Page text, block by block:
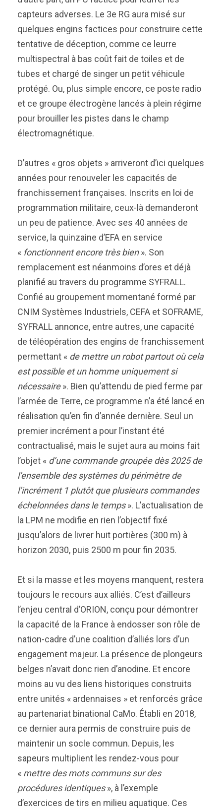
capteurs adverses. Le 3e RG aura misé sur
quelques engins factices pour construire cette
tentative de déception, comme ce leurre
multispectral à bas coût fait de toiles et de
tubes et chargé de singer un petit véhicule
protégé. Ou, plus simple encore, ce poste radio
et ce groupe électrogène lancés à plein régime
pour brouiller les pistes dans le champ
électromagnétique.
D’autres « gros objets » arriveront d’ici quelques
années pour renouveler les capacités de
franchissement françaises. Inscrits en loi de
programmation militaire, ceux-là demanderont
un peu de patience. Avec ses 40 années de
service, la quinzaine d’EFA en service
« fonctionnent encore très bien». Son
remplacement est néanmoins d’ores et déjà
planifié au travers du programme SYFRALL.
Confié au groupement momentané formé par
CNIM Systèmes Industriels, CEFA et SOFRAME,
SYFRALL annonce, entre autres, une capacité
de téléopération des engins de franchissement
permettant « de mettre un robot partout où cela
est possible et un homme uniquement si
nécessaire». Bien qu’attendu de pied ferme par
l’armée de Terre, ce programme n’a été lancé en
réalisation qu’en fin d’année dernière. Seul un
premier incrément a pour l’instant été
contractualisé, mais le sujet aura au moins fait
l’objet « d’une commande groupée dès 2025 de
l’ensemble des systèmes du périmètre de
l’incrément 1 plutôt que plusieurs commandes
échelonnées dans le temps». L’actualisation de
la LPM ne modifie en rien l’objectif fixé
jusqu’alors de livrer huit portières (300 m) à
horizon 2030, puis 2500 m pour fin 2035.
Et si la masse et les moyens manquent, restera
toujours le recours aux alliés. C’est d’ailleurs
l’enjeu central d’ORION, conçu pour démontrer
la capacité de la France à endosser son rôle de
nation-cadre d’une coalition d’alliés lors d’un
engagement majeur. La présence de plongeurs
belges n’avait donc rien d’anodine. Et encore
moins au vu des liens historiques construits
entre unités « ardennaises » et renforcés grâce
au partenariat binational CaMo. Établi en 2018,
ce dernier aura permis de construire puis de
maintenir un socle commun. Depuis, les
sapeurs multiplient les rendez-vous pour
« mettre des mots communs sur des
procédures identiques», à l’exemple
d’exercices de tirs en milieu aquatique. Ces